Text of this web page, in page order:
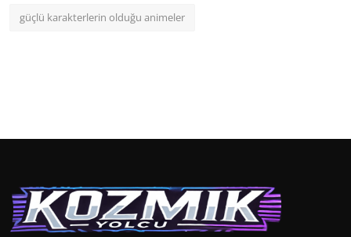
güçlü karakterlerin olduğu animeler